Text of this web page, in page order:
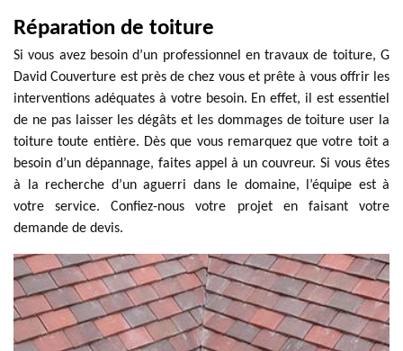
Réparation de toiture
Si vous avez besoin d’un professionnel en travaux de toiture, G
David Couverture est près de chez vous et prête à vous offrir les
interventions adéquates à votre besoin. En effet, il est essentiel
de ne pas laisser les dégâts et les dommages de toiture user la
toiture toute entière. Dès que vous remarquez que votre toit a
besoin d’un dépannage, faites appel à un couvreur. Si vous êtes
à la recherche d’un aguerri dans le domaine, l’équipe est à
votre service. Confiez-nous votre projet en faisant votre
demande de devis.